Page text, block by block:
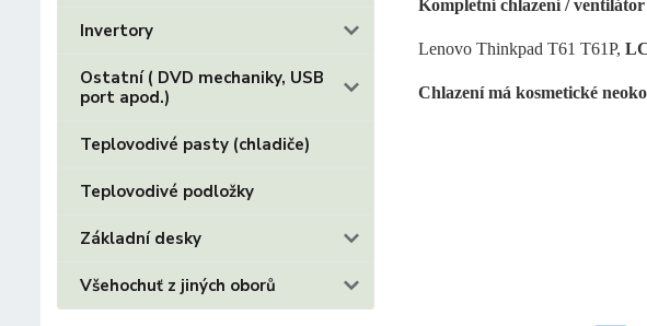
Invertory
Ostatní ( DVD mechaniky, USB
port apod.)
Teplovodivé pasty (chladiče)
Teplovodivé podložky
Základní desky
Všehochuť z jiných oborů
Kompletní chlazení / v
Lenovo Thinkpad T61 T61P,
Chlazení má kosmetické